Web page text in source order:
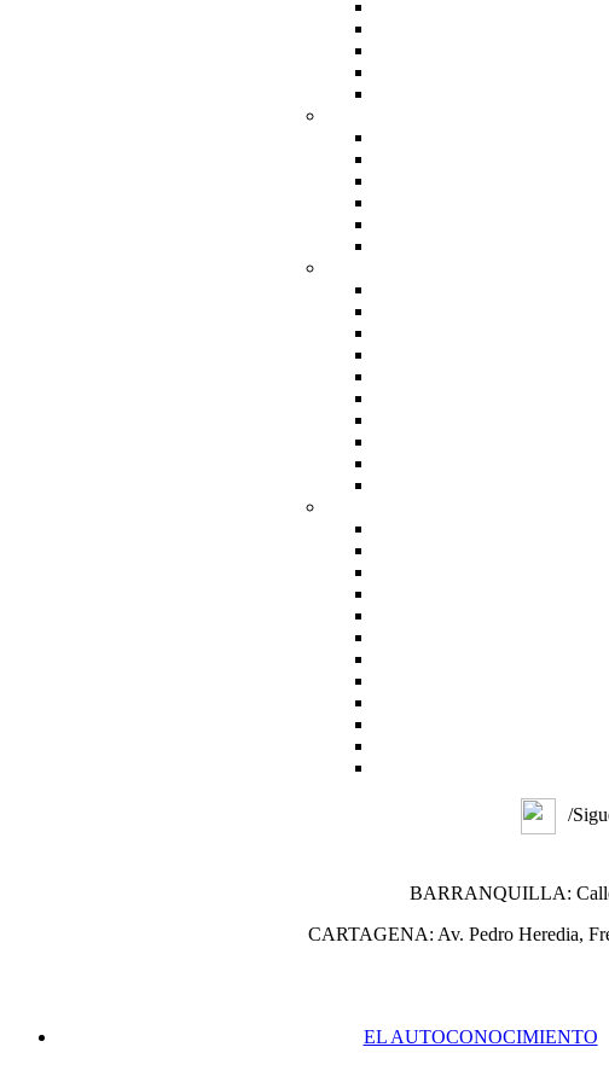
EL AUTOCONOCIMIENTO
/
BARRANQUILLA: Calle
CARTAGENA: Av. Pedro Heredia,